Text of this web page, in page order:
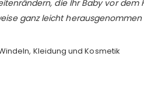
die Ihr Baby vor
ganz leicht
Kleidung und Kosmetik